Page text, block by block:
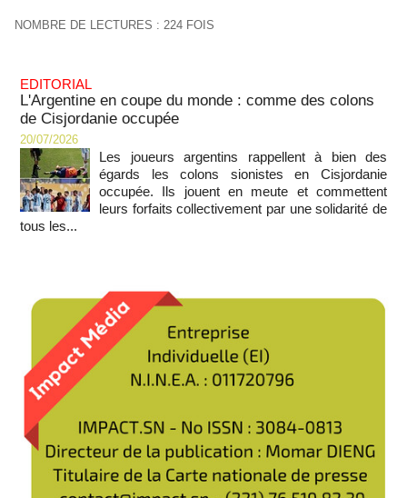
NOMBRE DE LECTURES : 224 FOIS
EDITORIAL
L'Argentine en coupe du monde : comme des colons
de Cisjordanie occupée
20/07/2026
Les joueurs argentins rappellent à bien des
égards les colons sionistes en Cisjordanie
occupée. Ils jouent en meute et commettent
leurs forfaits collectivement par une solidarité de
tous les...